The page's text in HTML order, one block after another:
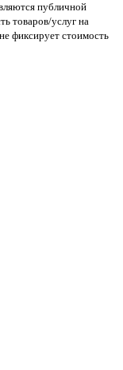
публичной
товаров/услуг на
фиксирует стоимость